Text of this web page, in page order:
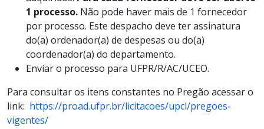
1 processo. Não pode haver mais de 1 fornecedor
por processo. Este despacho deve ter assinatura
do(a) ordenador(a) de despesas ou do(a)
coordenador(a) do departamento.
Enviar o processo para UFPR/R/AC/UCEO.
Para consultar os itens constantes no Pregão acessar o
link: https://proad.ufpr.br/licitacoes/upcl/pregoes-
vigentes/